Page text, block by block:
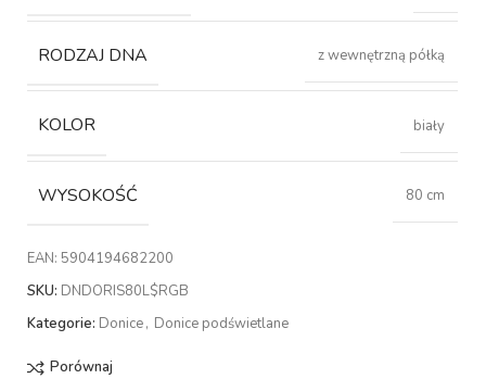
RODZAJ DNA z wewnętrzną półką
KOLOR biały
WYSOKOŚĆ 80 cm
EAN: 5904194682200
SKU: DNDORIS80L$RGB
Kategorie: Donice, Donice podświetlane
Porównaj